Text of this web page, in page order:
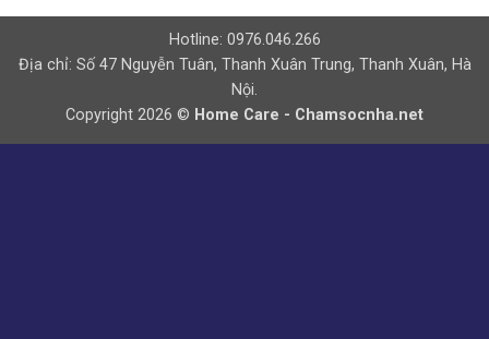
Hotline: 0976.046.266
Địa chỉ: Số 47 Nguyễn Tuân, Thanh Xuân Trung, Thanh Xuân, Hà
Nội.
Copyright 2026 © Home Care - Chamsocnha.net